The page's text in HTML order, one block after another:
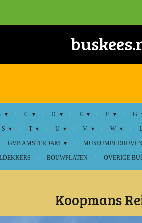
C D E F G
S T U V W
GVB AMSTERDAM MUSEUMBEDRIJVEN
BOUWPLATEN OVERIGE
Koopmans